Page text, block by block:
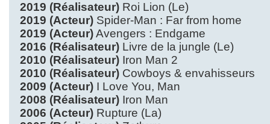
2019 (Réalisateur) Roi Lion (Le)
2019 (Acteur) Spider-Man : Far from home
2019 (Acteur)Avengers : Endgame
2016 (Réalisateur) Livre de la jungle (Le)
2010 (Réalisateur) Iron Man 2
2010 (Réalisateur) Cowboys & envahisseurs
2009 (Acteur) I Love You, Man
2008 (Réalisateur) Iron Man
2006 (Acteur) Rupture (La)